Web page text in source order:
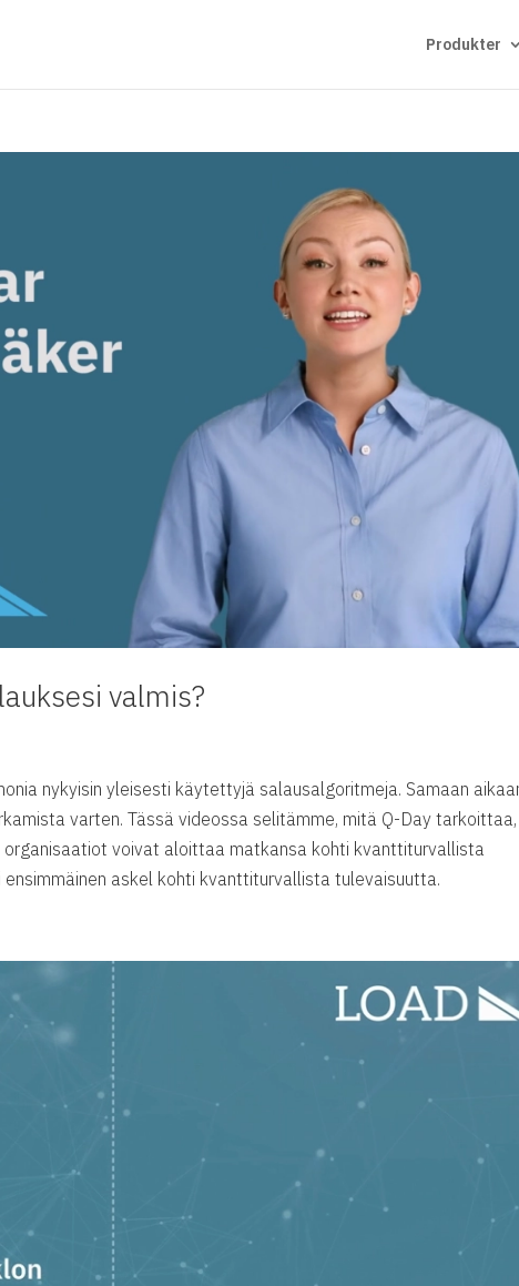
Produkter
valmis?
nykyisin yleisesti käytettyjä salausalgoritmeja. Samaan
varten. Tässä videossa selitämme, mitä Q-Day tarkoittaa,
organisaatiot voivat aloittaa matkansa kohti kvanttiturvallista
askel kohti kvanttiturvallista tulevaisuutta.